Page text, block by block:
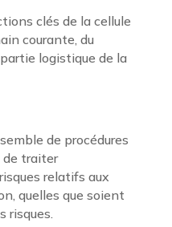
clés de la cellule
courante, du
logistique de la
de procédures
de traiter
relatifs aux
quelles que soient
risques.